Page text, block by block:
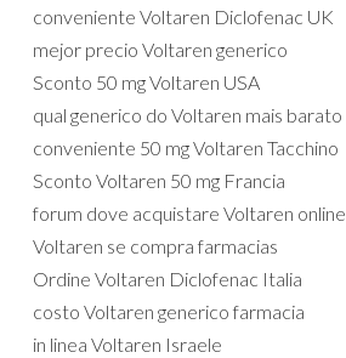
conveniente Voltaren Diclofenac UK
mejor precio Voltaren generico
Sconto 50 mg Voltaren USA
qual generico do Voltaren mais barato
conveniente 50 mg Voltaren Tacchino
Sconto Voltaren 50 mg Francia
forum dove acquistare Voltaren online
Voltaren se compra farmacias
Ordine Voltaren Diclofenac Italia
costo Voltaren generico farmacia
in linea Voltaren Israele